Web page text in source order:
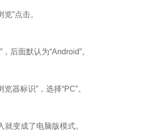
”点击。
后面默认为“Android”。
器标识”，选择“PC”。
变成了电脑版模式。